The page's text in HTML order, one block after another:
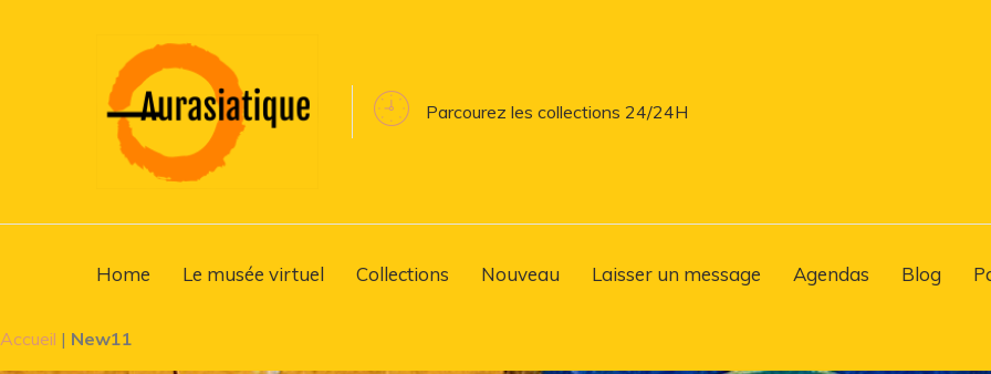
Parcourez les collections 24/24H
Home Le musée virtuel Collections Nouveau Laisser un message Agendas Blog
Accueil | New11